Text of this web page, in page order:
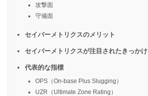
攻撃面
守備面
セイバーメトリクスのメリット
セイバーメトリクスが注目されたきっかけ
代表的な指標
OPS（On-base Plus Slugging）
UZR（Ultimate Zone Rating）